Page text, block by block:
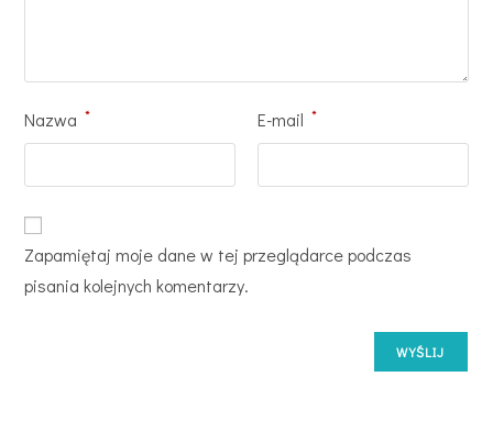
Nazwa * E-mail *
Zapamiętaj moje dane w tej przeglądarce podczas
pisania kolejnych komentarzy.